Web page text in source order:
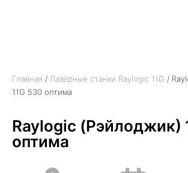
Главная / Лазерные станки Raylogic 11G /
11G 530 оптима
Raylogic (Рэйлоджик)
оптима